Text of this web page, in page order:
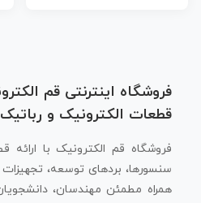
فروشگاه اینترنتی قم
قطعات الکترونیک و رباتیک
فروشگاه قم الکترونیک با ارائه
سنسورها، بردهای توسعه،
همراه مطمئن مهندسان،